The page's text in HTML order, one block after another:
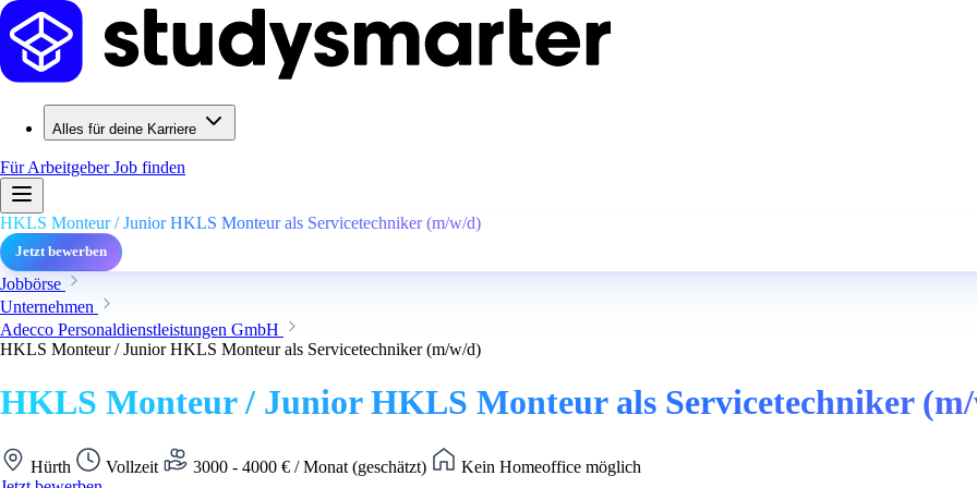
Alles für deine Karriere
Für ArbeitgeberJob finden
HKLS Monteur / Junior HKLS Monteur als Servicetechniker (m/w/d)
Jetzt bewerben
Jobbörse
Unternehmen
Adecco Personaldienstleistungen GmbH
HKLS Monteur / Junior HKLS Monteur als Servicetechniker (m/w/d)
HKLS Monteur / Junior HKLS Monteur als Servicetechniker
Hürth Vollzeit 3000 - 4000 € / Monat (geschätzt)
Kein Homeoffice möglich